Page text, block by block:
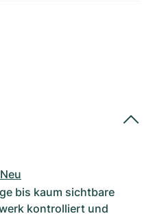
bis kaum sichtbare
kontrolliert und